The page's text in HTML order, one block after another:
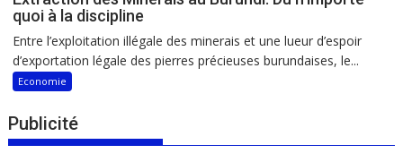
quoi à la discipline
Entre l’exploitation illégale des minerais et une lueur d’espoir
d’exportation légale des pierres précieuses burundaises, le...
Economie
Publicité